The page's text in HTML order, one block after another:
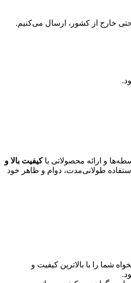
حتی خارج از کشور، ارسال می‌کنیم.
و ارائه محصولاتی باکیفیت بالا و
طولانی‌مدت، دوام و ظاهر خود
شما را با بالاترین کیفیت و